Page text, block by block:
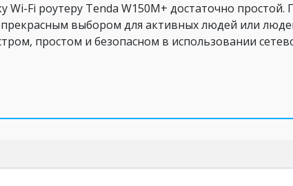
Wi-Fi роутеру Tenda W150M+ достаточно
выбором для активных людей или
простом и безопасном в использовании